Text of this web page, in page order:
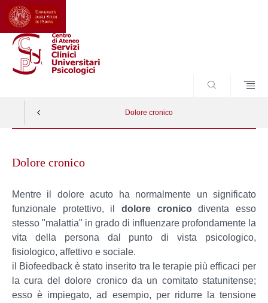
Dolore cronico
contentDolore cronico
Mentre il dolore acuto ha normalmente un significato
funzionale protettivo, il dolore cronicodiventa esso
stesso "malattia" in grado di influenzare profondamente la
vita della persona dal punto di vista psicologico,
fisiologico, affettivo e sociale.
il Biofeedback è stato inserito tra le terapie più efficaci per
la cura del dolore cronico da un comitato statunitense;
esso è impiegato, ad esempio, per ridurre la tensione